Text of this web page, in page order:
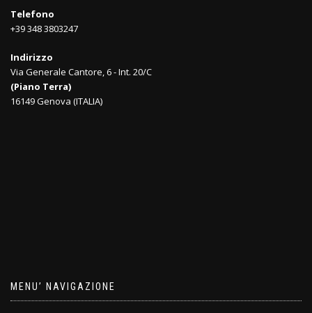
Telefono
+39 348 3803247
Indirizzo
Via Generale Cantore, 6 - Int. 20/C
(Piano Terra)
16149 Genova (ITALIA)
MENU’ NAVIGAZIONE